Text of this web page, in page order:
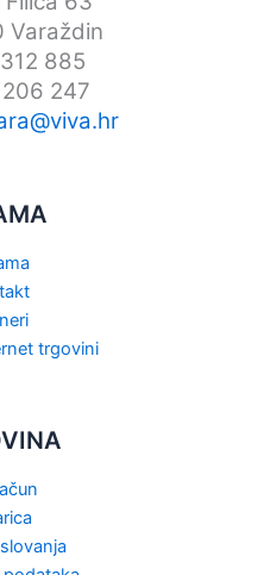
Varaždin
885
247
trgovini